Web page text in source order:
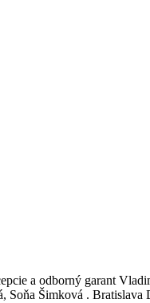
a odborný garant
Soňa Šimková .